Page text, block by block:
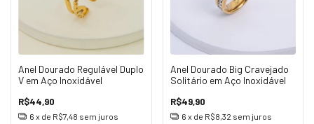
Anel Dourado Regulável Duplo
V em Aço Inoxidável
R$44,90
6 x de R$7,48 sem juros
Anel Dourado Big Cravejado
Solitário em Aço Inoxidável
R$49,90
6 x de R$8,32 sem juros